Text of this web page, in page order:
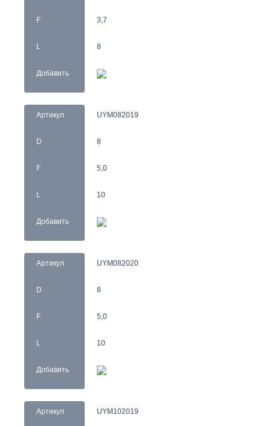
F
L
Добавить
3,7
8
Артикул
D
F
L
Добавить
UYM082019
8
5,0
10
Артикул
D
F
L
Добавить
UYM082020
8
5,0
10
Артикул UYM102019